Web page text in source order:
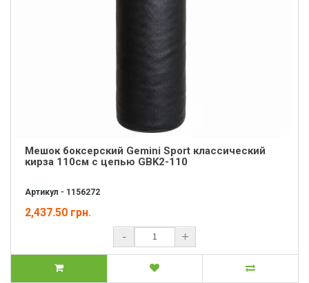
Мешок боксерский Gemini Sport классический
кирза 110cм с цепью GBK2-110
Артикул - 1156272
2,437.50 грн.
- +